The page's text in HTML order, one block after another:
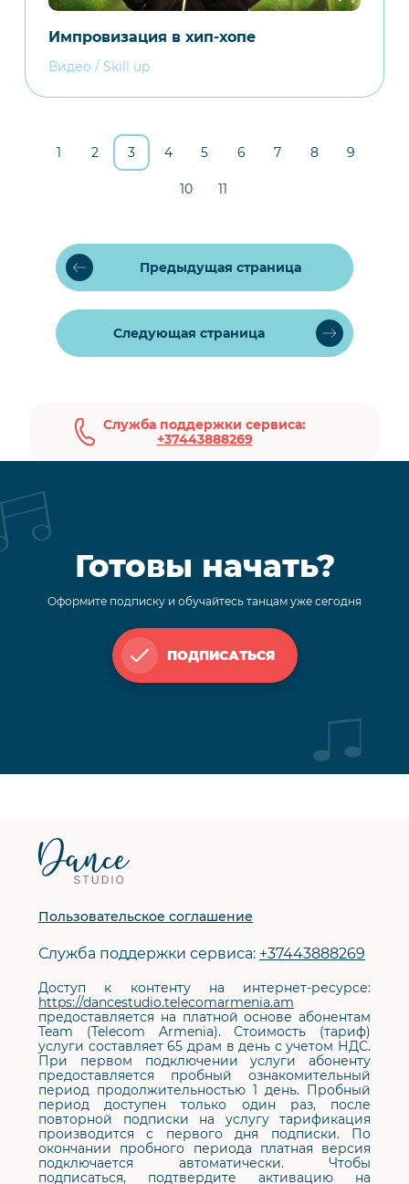
Импровизация в хип-хопе
Видео / Skill up
Предыдущая страница
1 2 3 4 5 6 7 8 9
10 11
Следующая страница
Служба поддержки сервиса:
+37443888269
Готовы начать?
Оформите подписку и обучайтесь танцам уже сегодня
ПОДПИСАТЬСЯ
Футер
сайта
Пользовательское соглашение
Служба поддержки сервиса: +37443888269
Доступ к контенту на интернет-ресурсе:
https://dancestudio.telecomarmenia.am
предоставляется на платной основе абонентам
Team (Telecom Armenia). Стоимость (тариф)
услуги составляет 65 драм в день с учетом НДС.
При первом подключении услуги абоненту
предоставляется пробный ознакомительный
период продолжительностью 1 день. Пробный
период доступен только один раз, после
повторной подписки на услугу тарификация
производится с первого дня подписки. По
окончании пробного периода платная версия
подключается автоматически. Чтобы
подписаться, подтвердите активацию на